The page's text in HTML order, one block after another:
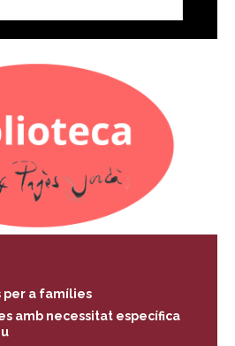
per a famílies
amb necessitat específica